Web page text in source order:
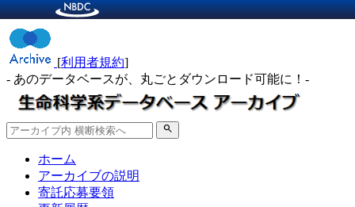
[利用者規約]
- あのデータベースが、丸ごとダウンロード可能に！-
search
ホーム
アーカイブの説明
寄託応募要領